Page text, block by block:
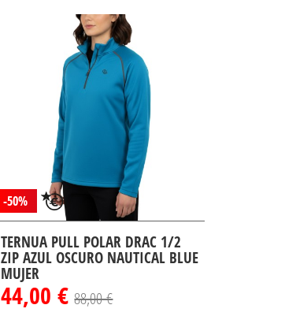
-50%
TERNUA PULL POLAR DRAC 1/2
ZIP AZUL OSCURO NAUTICAL BLUE
MUJER
44,00 €88,00 €